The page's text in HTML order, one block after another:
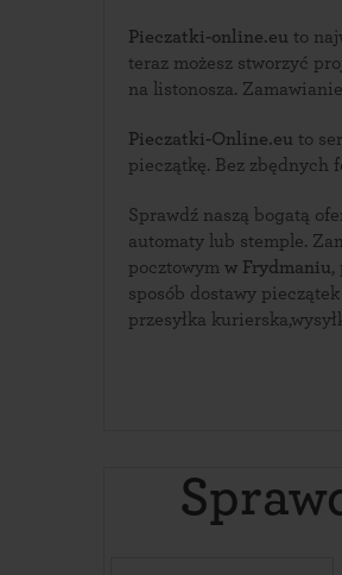
Pieczatki-online.eu to
teraz możesz stworzyć
na listonosza.
Pieczatki-Online.eu
pieczątkę. Bez zbędnych
Sprawdź naszą bogatą
automaty lub stemple. Zamów pieczątki online i odbierz ją w urzędzie
pocztowym w Frydmaniu,
sposób dostawy pieczątek
przesyłka